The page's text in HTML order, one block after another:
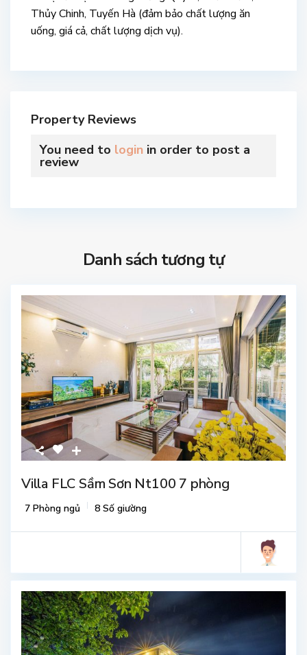
Thủy Chinh, Tuyến Hà (đảm bảo chất lượng ăn
uống, giá cả, chất lượng dịch vụ).
Property Reviews
You need to login in order to post a
review
Danh sách tương tự
Villa FLC Sầm Sơn Nt100 7 phòng
7 Phòng ngủ 8 Số giường